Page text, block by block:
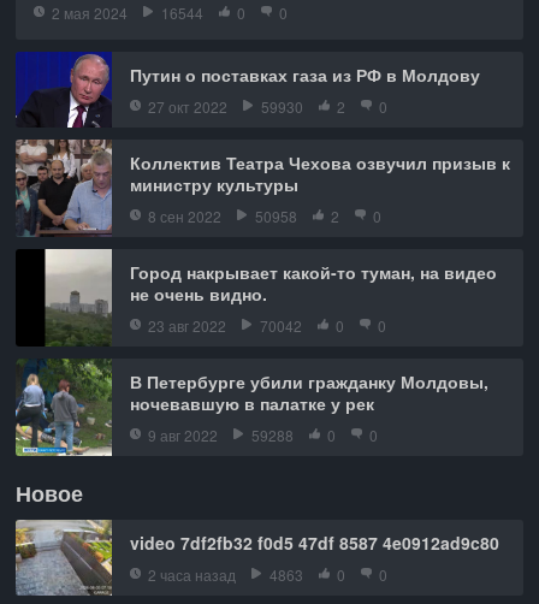
2 мая 2024 16544 0 0
Путин о поставках газа из РФ в Молдову
27 окт 2022 59930 2 0
Коллектив Театра Чехова озвучил призыв к
министру культуры
8 сен 2022 50958 2 0
Город накрывает какой-то туман, на видео
не очень видно.
23 авг 2022 70042 0 0
В Петербурге убили гражданку Молдовы,
ночевавшую в палатке у рек
9 авг 2022 59288 0 0
Новое
video 7df2fb32 f0d5 47df 8587 4e0912ad9c80
2 часа назад 4863 0 0